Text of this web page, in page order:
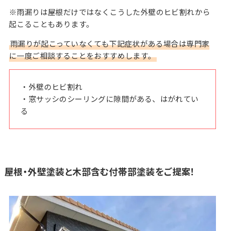
※雨漏りは屋根だけではなくこうした外壁のヒビ割れから
起こることもあります。
雨漏りが起こっていなくても下記症状がある場合は専門家
に一度ご相談することをおすすめします。
・外壁のヒビ割れ
・窓サッシのシーリングに隙間がある、はがれてい
る
屋根・外壁塗装と木部含む付帯部塗装をご提案！